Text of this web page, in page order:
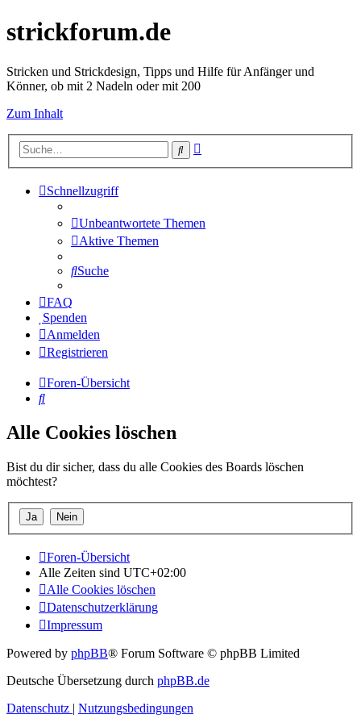
strickforum.de
Stricken und Strickdesign, Tipps und Hilfe für Anfänger und
Könner, ob mit 2 Nadeln oder mit 200
Zum Inhalt
Suche
Schnellzugriff
Unbeantwortete Themen
Aktive Themen
Suche
FAQ
Spenden
Anmelden
Registrieren
Foren-Übersicht
Suche
Alle Cookies löschen
Bist du dir sicher, dass du alle Cookies des Boards löschen
möchtest?
Foren-Übersicht
Alle Zeiten sind UTC+02:00
Alle Cookies löschen
Datenschutzerklärung
Impressum
Powered by phpBB® Forum Software © phpBB Limited
Deutsche Übersetzung durch phpBB.de
Datenschutz | Nutzungsbedingungen